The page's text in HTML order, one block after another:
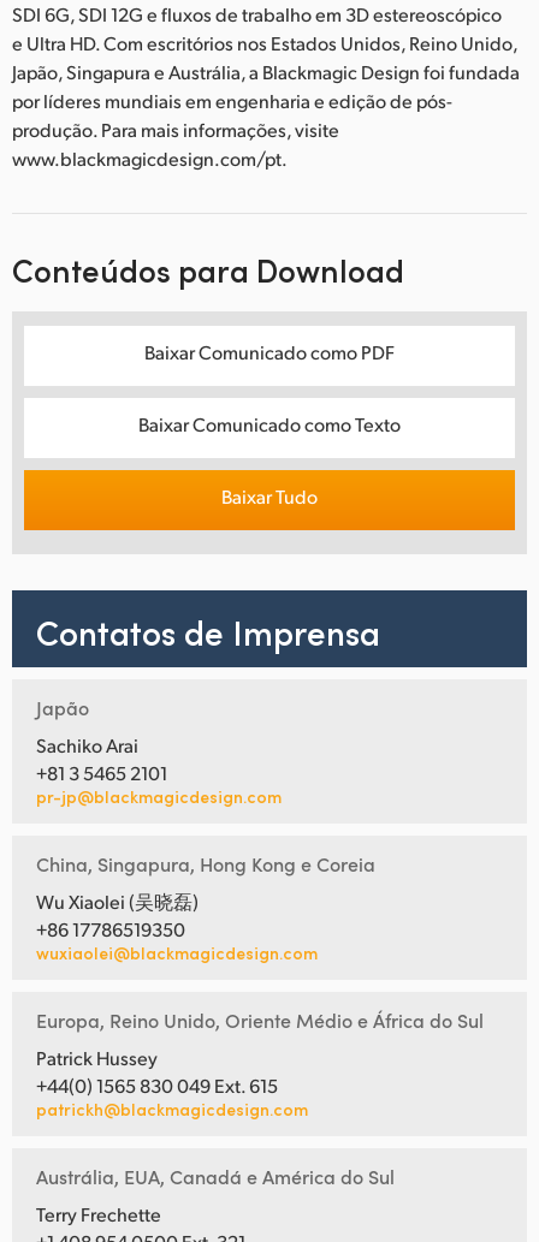
SDI 6G, SDI 12G e fluxos de trabalho em 3D estereoscópico
e Ultra HD. Com escritórios nos Estados Unidos, Reino Unido,
Japão, Singapura e Austrália, a Blackmagic Design foi fundada
por líderes mundiais em engenharia e edição de pós-
produção. Para mais informações, visite
www.blackmagicdesign.com/pt.
Conteúdos para Download
Baixar Comunicado como PDF
Baixar Comunicado como Texto
Baixar Tudo
Contatos de Imprensa
Japão
Sachiko Arai
+81 3 5465 2101
pr-jp@blackmagicdesign.com
China, Singapura, Hong Kong e Coreia
Wu Xiaolei (吴晓磊)
+86 17786519350
wuxiaolei@blackmagicdesign.com
Europa, Reino Unido, Oriente Médio e África do Sul
Patrick Hussey
+44(0) 1565 830 049 Ext. 615
patrickh@blackmagicdesign.com
Austrália, EUA, Canadá e América do Sul
Terry Frechette